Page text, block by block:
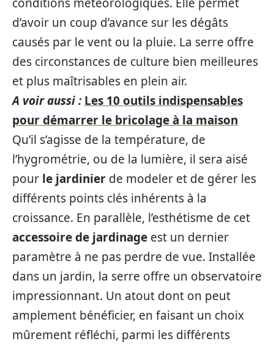
d’avoir un coup d’avance sur les dégâts
causés par le vent ou la pluie. La serre offre
des circonstances de culture bien meilleures
et plus maîtrisables en plein air.
A voir aussi : Les 10 outils indispensables
pour démarrer le bricolage à la maison
Qu’il s’agisse de la température, de
l’hygrométrie, ou de la lumière, il sera aisé
pour le jardinier de modeler et de gérer les
différents points clés inhérents à la
croissance. En parallèle, l’esthétisme de cet
accessoire de jardinage est un dernier
paramètre à ne pas perdre de vue. Installée
dans un jardin, la serre offre un observatoire
impressionnant. Un atout dont on peut
amplement bénéficier, en faisant un choix
mûrement réfléchi, parmi les différents